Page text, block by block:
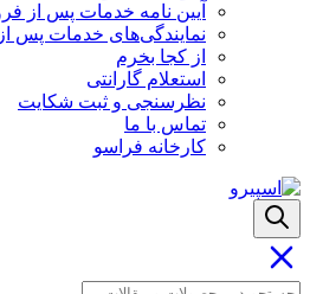
آیین نامه خدمات پس از
نمایندگی‌های خدمات پس
از کجا بخرم
استعلام گارانتی
نظرسنجی و ثبت شکایت
تماس با ما
کارخانه فراسو